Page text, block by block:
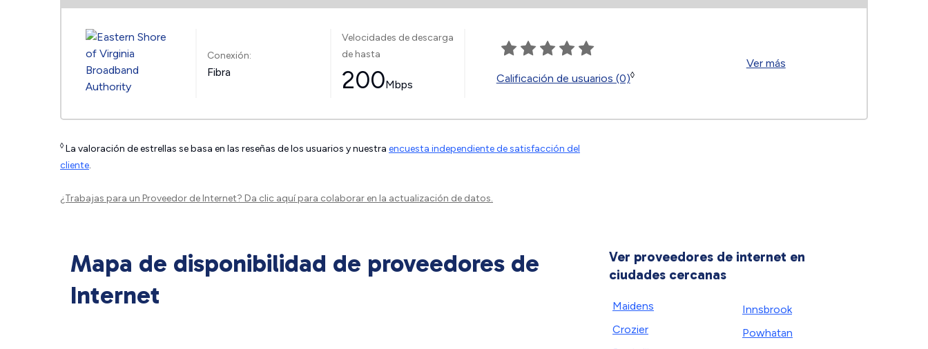
Conexión:
Fibra
Velocidades de descarga
de hasta
200Mbps Calificación de usuarios (0)◊
Ver más
◊ La valoración de estrellas se basa en las reseñas de los usuarios y nuestra encuesta independiente de satisfacción del
cliente.
¿Trabajas para un Proveedor de Internet? Da clic aquípara colaborar en la actualización de datos.
Mapa de disponibilidad de proveedores de
Internet
Ver proveedores de internet en
ciudades cercanas
Maidens
Crozier
Innsbrook
Powhatan